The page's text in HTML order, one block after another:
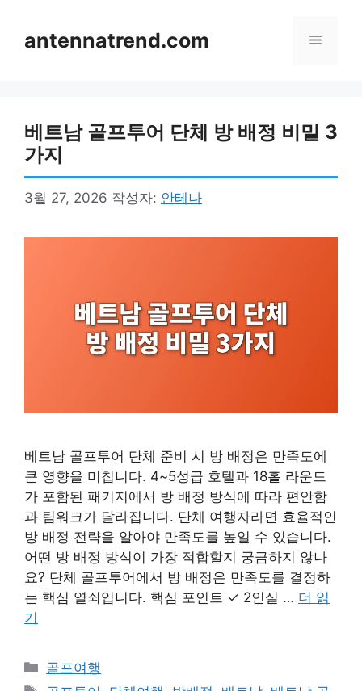
antennatrend.com 메
베트남 골프투어 단체 방 배정 비밀 3
가지
3월 27, 2026 작성자: 안테나
베트남 골프투어 단체 준비 시 방 배정은 만족도에
큰 영향을 미칩니다. 4~5성급 호텔과 18홀 라운드
가 포함된 패키지에서 방 배정 방식에 따라 편안함
과 팀워크가 달라집니다. 단체 여행자라면 효율적인
방 배정 전략을 알아야 만족도를 높일 수 있습니다.
어떤 방 배정 방식이 가장 적합할지 궁금하지 않나
요? 단체 골프투어에서 방 배정은 만족도를 결정하
는 핵심 열쇠입니다. 핵심 포인트 ✓ 2인실 … 더 읽
기
카
테
골프여행